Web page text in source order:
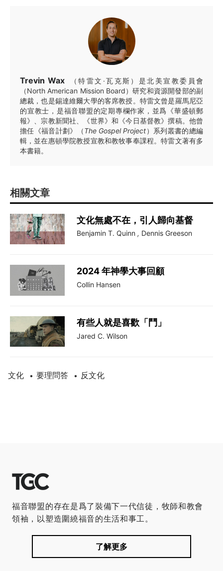
Trevin Wax
（特雷文·瓦克斯）是北美宣教委員會
（North American Mission Board）研究和資源開發部的副
總裁，也是錫達維爾大學的客席教授。特雷文曾是羅馬尼亞
的宣教士，是福音聯盟的定期專欄作家，並爲《華盛頓郵
報》、宗教新聞社、《世界》和《今日基督教》撰稿。他曾
擔任《福音計劃》（The Gospel Project）系列叢書的總編
輯，並在惠頓學院教授宣教和教牧事奉課程。特雷文著有多
本書籍。
相關文章
文化無處不在，引人歸向基督
Benjamin T. Quinn , Dennis Greeson
2024 年神學大事回顧
Collin Hansen
有些人就是喜歡「鬥」
Jared C. Wilson
文化 • 要理問答 • 反文化
福音聯盟的存在是爲了裝備下一代信徒，牧師和教會
領袖，以塑造圍繞福音的生活和事工。
了解更多